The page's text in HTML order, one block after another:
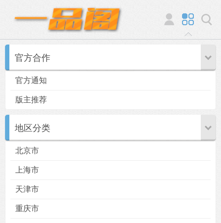
官方合作
官方通知
版主推荐
地区分类
北京市
上海市
天津市
重庆市